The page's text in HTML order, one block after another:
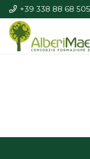
+39 338 88 68 505